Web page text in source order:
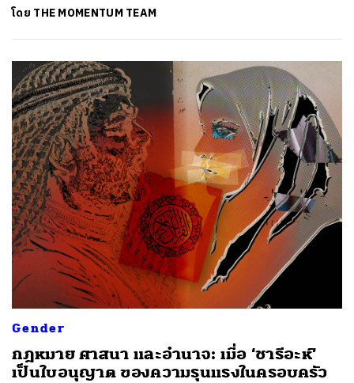
โดย THE MOMENTUM TEAM
Gender
กฎหมาย ศาสนา และอำนาจ: เมื่อ ‘ชารีอะห์’
เป็นใบอนุญาต ของความรุนแรงในครอบครัว